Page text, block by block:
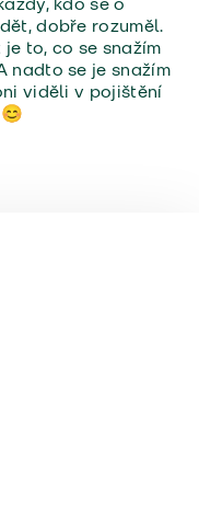
dobře rozuměl.
to, co se snažím
nadto se je snažím
viděli v pojištění